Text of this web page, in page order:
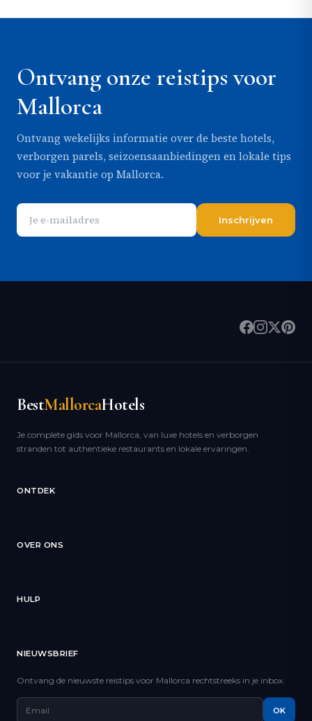
Ontvang onze reistips voor
Mallorca
Ontvang wekelijks informatie over de beste hotels,
verborgen parels, seizoensaanbiedingen en lokale tips
voor je vakantie op Mallorca.
Inschrijven
BestMallorcaHotels
Je complete gids voor Mallorca, van luxe hotels en verborgen
stranden tot authentieke restaurants en lokale ervaringen.
ONTDEK
OVER ONS
HULP
NIEUWSBRIEF
Ontvang de nieuwste reistips voor Mallorca rechtstreeks in je inbox.
OK